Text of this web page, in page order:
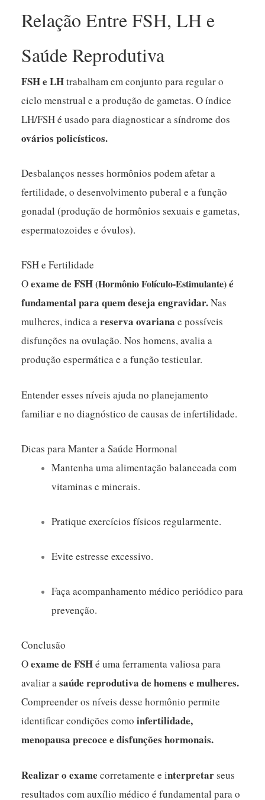
Relação Entre FSH, LH e
Saúde Reprodutiva
FSH e LHtrabalham em conjunto para regular o
ciclo menstrual e a produção de gametas. O índice
LH/FSH é usado para diagnosticar a síndrome dos
ovários policísticos.
Desbalanços nesses hormônios podem afetar a
fertilidade, o desenvolvimento puberal e a função
gonadal (produção de hormônios sexuais e gametas,
espermatozoides e óvulos).
FSH e Fertilidade
Oexame deFSH(Hormônio Folículo-Estimulante)é
fundamental para quem deseja engravidar.Nas
mulheres, indica areserva ovariana e possíveis
disfunções na ovulação. Nos homens, avalia a
produção espermática e a função testicular.
Entender esses níveis ajuda no planejamento
familiar e no diagnóstico de causas de infertilidade.
Dicas para Manter a Saúde Hormonal
Mantenha uma alimentação balanceada com
vitaminas e minerais.
Pratique exercícios físicos regularmente.
Evite estresse excessivo.
Faça acompanhamento médico periódico para
prevenção.
Conclusão
Oexame de FSHé uma ferramenta valiosa para
avaliar asaúde reprodutiva de homens e mulheres.
Compreender os níveis desse hormônio permite
identificar condições comoinfertilidade,
menopausa precoce e disfunções hormonais.
Realizar o exame corretamente e interpretarseus
resultados com auxílio médico é fundamental para o